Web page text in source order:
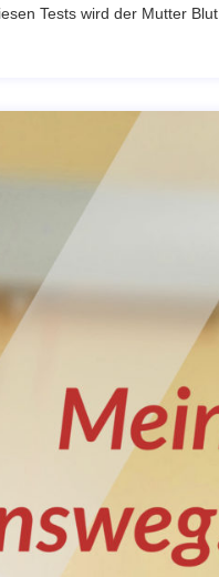
Tests wird der Mutter Blut